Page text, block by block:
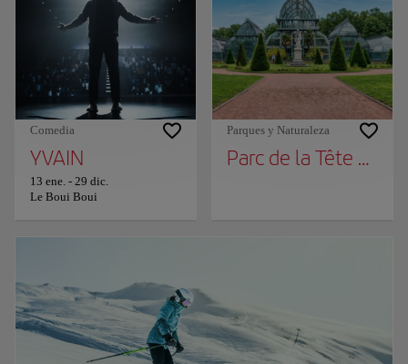
Comedia
YVAIN
13 ene. - 29 dic.
Le Boui Boui
Parques y Naturaleza
Parc de la Tête d'Or